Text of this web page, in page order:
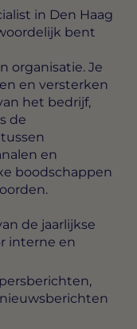
in Den Haag
bent
organisatie. Je
en versterken
het bedrijf,
de
en
boodschappen
de jaarlijkse
interne en